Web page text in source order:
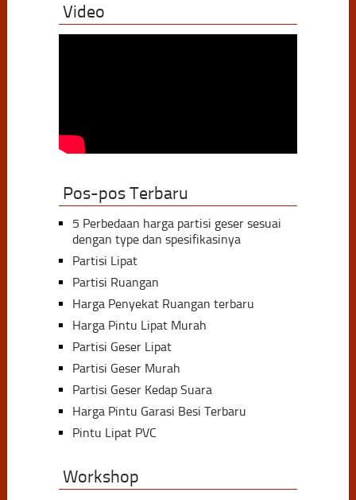
Video
Pos-pos Terbaru
5 Perbedaan harga partisi geser sesuai
dengan type dan spesifikasinya
Partisi Lipat
Partisi Ruangan
Harga Penyekat Ruangan terbaru
Harga Pintu Lipat Murah
Partisi Geser Lipat
Partisi Geser Murah
Partisi Geser Kedap Suara
Harga Pintu Garasi Besi Terbaru
Pintu Lipat PVC
Workshop